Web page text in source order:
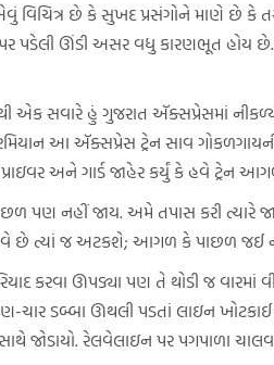
છે કે સુખદ પ્રસંગોને માણે છે કે
પડેલી ઊંડી અસર વધુ કારણભૂત હોય
એક સવારે હું ગુજરાત ઍક્સપ્રેસમાં
આ ઍક્સપ્રેસ ટ્રેન સાવ
અને ગાર્ડ જાહેર કર્યું કે હવે ટ્રેન
નહીં જાય. અમે તપાસ કરી ત્યારે
હવે છે ત્યાં જ અટકશે; આગળ કે પાછળ જઈ
કરવા ઊપડ્યા પણ તે થોડી જ
ડબ્બા ઊથલી પડતાં લાઇન ખોટકાઈ
જોડાયો. રેલવેલાઇન પર પગપાળા